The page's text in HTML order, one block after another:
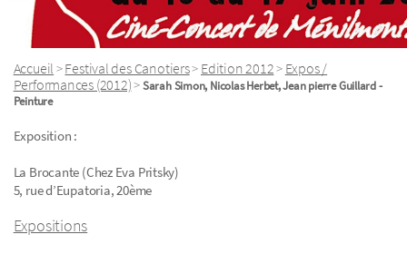
Accueil >Festival des Canotiers> Edition 2012> Expos /
Performances (2012)>Sarah Simon, Nicolas Herbet, Jean pierre Guillard -
Peinture
Exposition :
La Brocante (Chez Eva Pritsky)
5, rue d’Eupatoria, 20ème
Expositions